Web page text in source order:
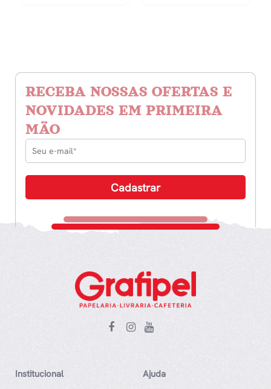
RECEBA NOSSAS OFERTAS E
NOVIDADES EM PRIMEIRA
MÃO
Institucional Ajuda